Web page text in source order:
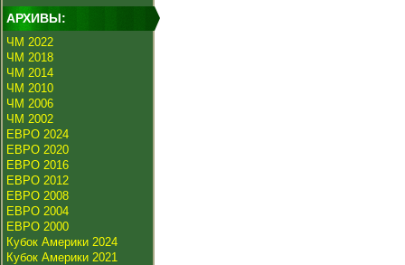
АРХИВЫ:
ЧМ 2022
ЧМ 2018
ЧМ 2014
ЧМ 2010
ЧМ 2006
ЧМ 2002
ЕВРО 2024
ЕВРО 2020
ЕВРО 2016
ЕВРО 2012
ЕВРО 2008
ЕВРО 2004
ЕВРО 2000
Кубок Америки 2024
Кубок Америки 2021